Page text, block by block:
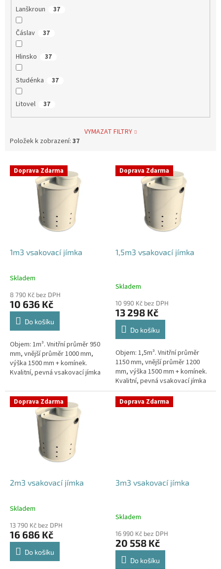
Lanškroun 37
Čáslav 37
Hlinsko 37
Studénka 37
Litovel 37
VYMAZAT FILTRY
Položek k zobrazení: 37
V Doprava Zdarma
1m3 vsakovací jímka
Průměrné
produktu
je
4,4
hvězdiček.
Skladem
8 790 Kč bez DPH
10 636 Kč
Do košíku
Objem: 1m³. Vnitřní průměr 950
mm, vnější průměr 1000 mm,
výška 1500 mm + komínek.
Kvalitní, pevná vsakovací jímka
obetonování Průměr přítoku a
odtoku +...
Doprava Zdarma
1,5m3 vsakovací jímka
Skladem
10 990 Kč bez DPH
13 298 Kč
Do košíku
Objem: 1,5m³. Vnitřní průměr
1150 mm, vnější průměr 1200
mm, výška 1500 mm + komínek.
Kvalitní, pevná vsakovací jímka
(nádrž) bez potřeby
obetonování Průměr přítoku a
odtoku +...
Doprava Zdarma
2m3 vsakovací jímka
Průměrné
produktu
je
4,8
Skladem
13 790 Kč bez DPH
16 686 Kč
Do košíku
Doprava Zdarma
3m3 vsakovací jímka
Skladem
16 990 Kč bez DPH
20 558 Kč
Do košíku